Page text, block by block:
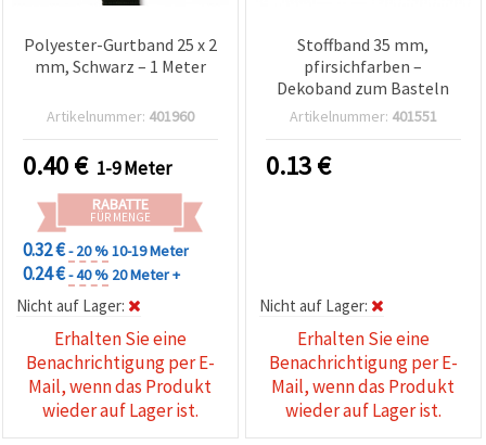
Polyester-Gurtband 25 x 2
mm, Schwarz – 1 Meter
Artikelnummer: 401960
0.40€ 1-9 Meter
RABATTE
FÜR MENGE
0.32 €- 20 %10-19 Meter
0.24 €- 40 % 20 Meter +
Nicht auf Lager:
Erhalten Sie eine
Benachrichtigung per E-
Mail, wenn das Produkt
wieder auf Lager ist.
Stoffband 35 mm,
pfirsichfarben –
Dekoband zum Basteln
Artikelnummer: 401551
0.13€
Nicht auf Lager:
Erhalten Sie eine
Benachrichtigung per E-
Mail, wenn das Produkt
wieder auf Lager ist.